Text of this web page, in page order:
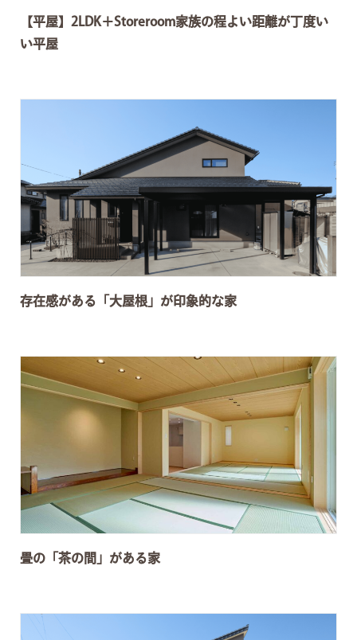
【平屋】2LDK＋Storeroom家族の程よい距離が丁度い
い平屋
存在感がある「大屋根」が印象的な家
畳の「茶の間」がある家